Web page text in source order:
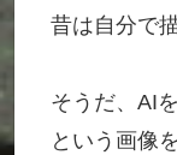
昔は自分で
そうだ、AI
という画像